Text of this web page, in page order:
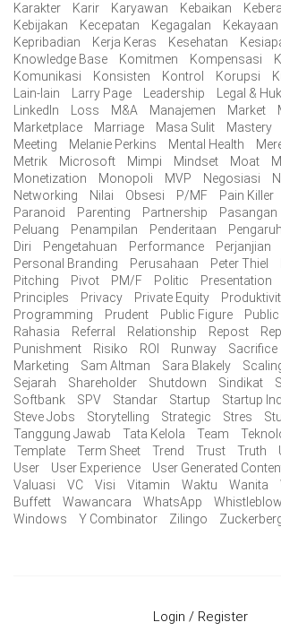
Karakter
Karir Karyawan Kebaikan
Kebijakan
Kecepatan Kegagalan Kekayaan
Kepribadian
Kerja Keras Kesehatan
Knowledge Base
Komitmen Kompensasi
Komunikasi
Konsisten Kontrol Korupsi
Lain-lain
Larry Page Leadership Legal &
LinkedIn
Loss M&A Manajemen Market
Marketplace
Marriage Masa Sulit Mastery
Meeting
Melanie Perkins Mental Health
Metrik
Microsoft Mimpi Mindset Moat
Monetization
Monopoli MVP Negosiasi
Networking
Nilai Obsesi P/MF Pain Killer
Paranoid
Parenting Partnership Pasangan
Peluang
Penampilan Penderitaan Pengaruh
Diri
Pengetahuan Performance Perjanjian
Personal Branding
Perusahaan Peter Thiel
Pitching
Pivot PM/F Politic Presentation
Principles
Privacy Private Equity
Programming
Prudent Public Figure
Rahasia
Referral Relationship Repost
Punishment
Risiko ROI Runway Sacrifice
Marketing
Sam Altman Sara Blakely
Sejarah
Shareholder Shutdown Sindikat
Softbank
SPV Standar Startup Startup
Steve Jobs
Storytelling Strategic Stres
Tanggung Jawab
Tata Kelola Team
Template
Term Sheet Trend Trust Truth
User
User Experience User Generated
Valuasi
VC Visi Vitamin Waktu Wanita
Buffett
Wawancara WhatsApp
Windows
Y Combinator Zilingo
Login / Register